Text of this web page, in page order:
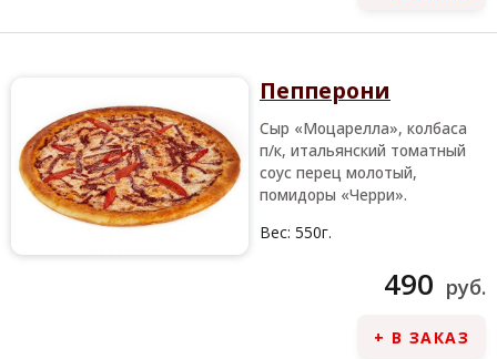
Пепперони
Сыр «Моцарелла», колбаса
п/к, итальянский томатный
соус перец молотый,
помидоры «Черри».
Вес: 550г.
490 руб.
+ В ЗАКАЗ